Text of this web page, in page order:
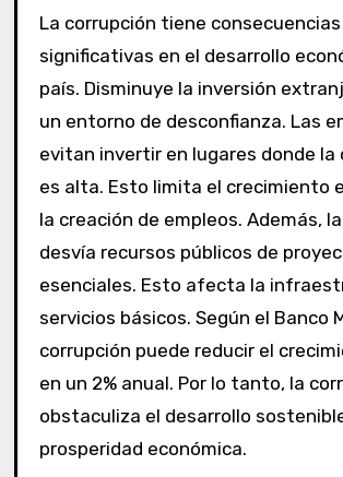
La corrupción tiene
significativas en el desarrollo
país. Disminuye la inversión
un entorno de desconfianza. Las
evitan invertir en lugares donde la
es alta. Esto limita el crecimiento
la creación de empleos. Además,
desvía recursos públicos de
esenciales. Esto afecta la
servicios básicos. Según el Banco
corrupción puede reducir el
en un 2% anual. Por lo tanto, la
obstaculiza el desarrollo
prosperidad económica.